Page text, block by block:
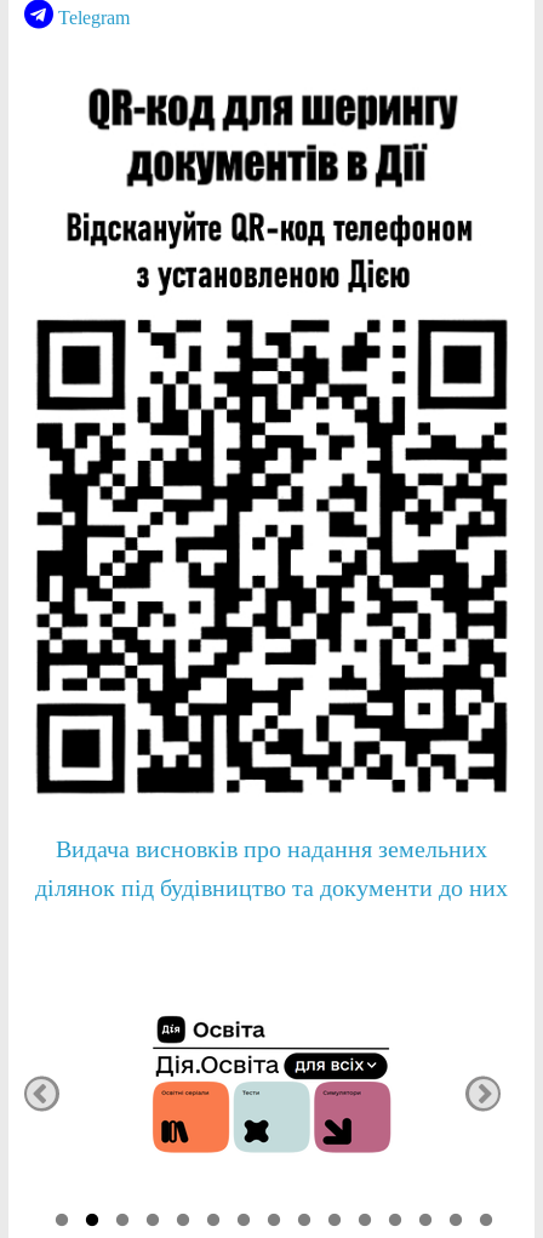
Telegram
Видача висновків про надання земельних
ділянок під будівництво та документи до них